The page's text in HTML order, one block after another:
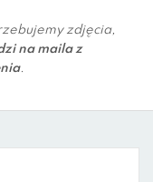
zdjęcia,
na maila z
.